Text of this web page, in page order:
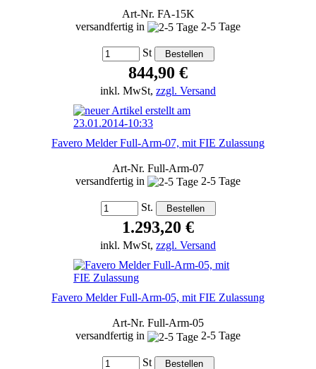
Art-Nr. FA-15K
versandfertig in
2-5 Tage
St
844,90 €
inkl. MwSt, zzgl. Versand
Favero Melder Full-Arm-07, mit FIE Zulassung
Art-Nr. Full-Arm-07
versandfertig in
2-5 Tage
St.
1.293,20 €
inkl. MwSt, zzgl. Versand
Favero Melder Full-Arm-05, mit FIE Zulassung
Art-Nr. Full-Arm-05
versandfertig in
2-5 Tage
St